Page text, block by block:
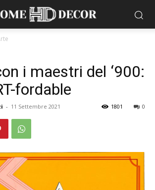
i maestri del ‘900:
fordable
- 11 Settembre 2021 0
1801